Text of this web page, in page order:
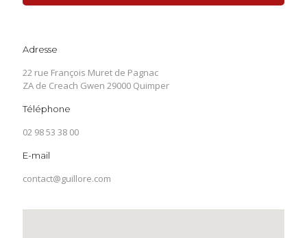
Adresse
22 rue François Muret de Pagnac
ZA de Creach Gwen 29000 Quimper
Téléphone
02 98 53 38 00
E-mail
contact@guillore.com